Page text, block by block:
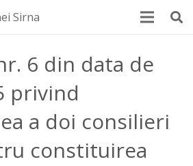
Sirna
6 din data de
privind
a doi consilieri
constituirea